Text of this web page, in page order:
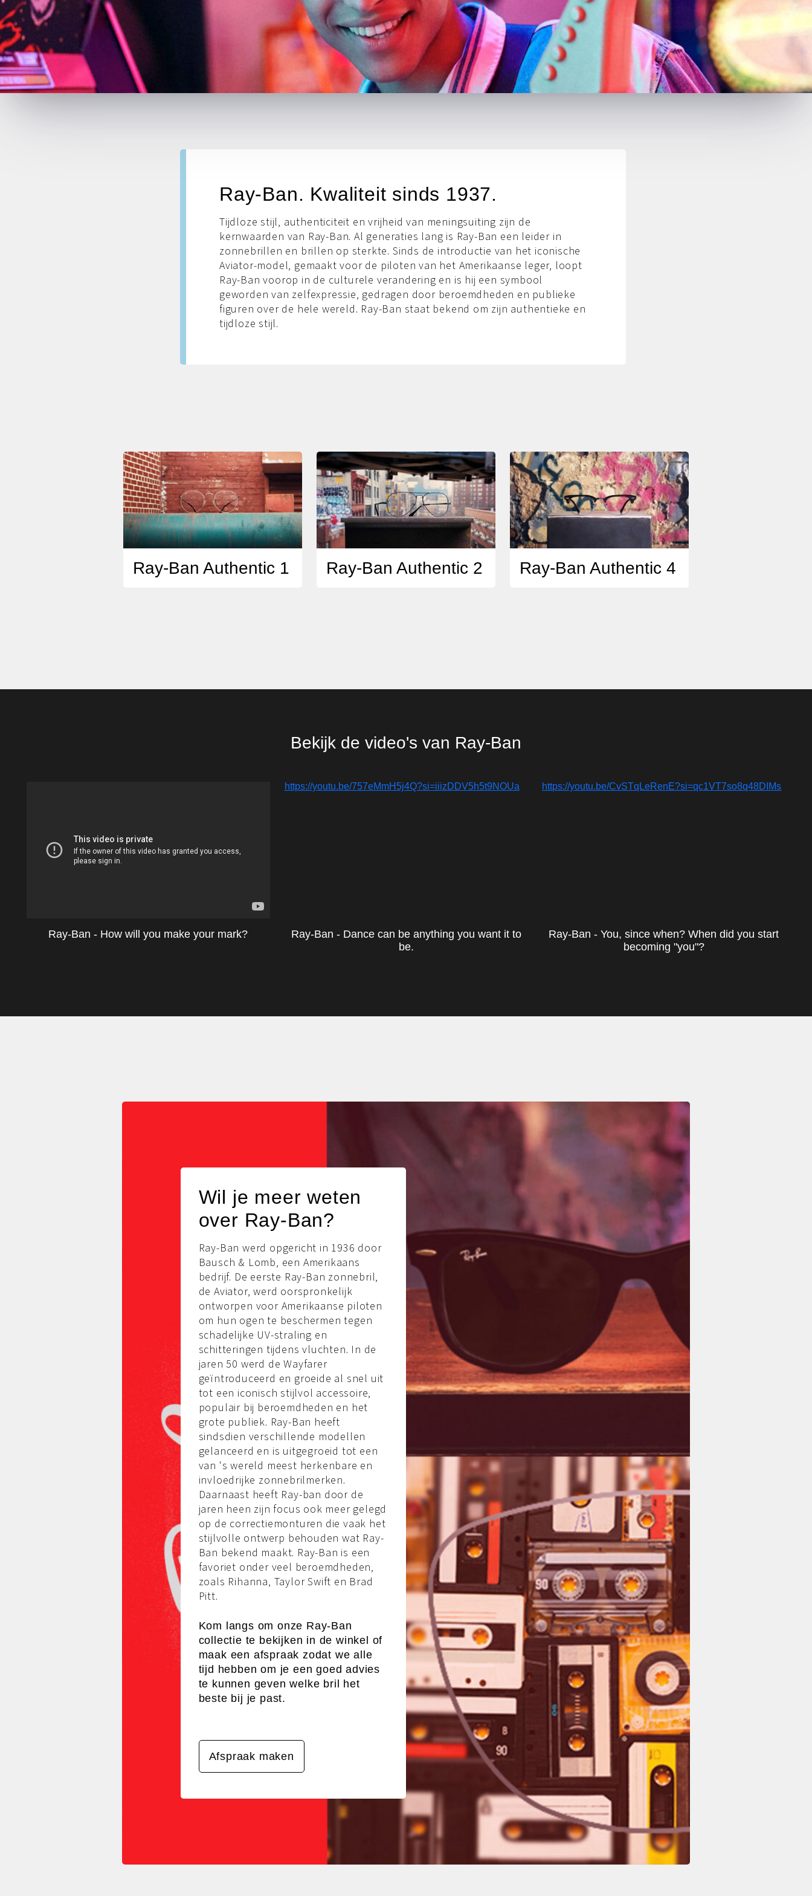
Ray-Ban. Kwaliteit sinds 1937.
Tijdloze stijl, authenticiteit en vrijheid van meningsuiting zijn de
kernwaarden van Ray-Ban. Al generaties lang is Ray-Ban een leider in
zonnebrillen en brillen op sterkte. Sinds de introductie van het iconische
Aviator-model, gemaakt voor de piloten van het Amerikaanse leger, loopt
Ray-Ban voorop in de culturele verandering en is hij een symbool
geworden van zelfexpressie, gedragen door beroemdheden en publieke
figuren over de hele wereld. Ray-Ban staat bekend om zijn authentieke en
tijdloze stijl.
Ray-Ban Authentic 1 Ray-Ban Authentic 2 Ray-Ban Authentic 4
Bekijk de video's van Ray-Ban
Ray-Ban - How will you make your mark?
https://youtu.be/757eMmH5j4Q?si=iiizDDV5h5t9NOUa
Ray-Ban - Dance can be anything you want it to
be.
https://youtu.be/CvSTqLeRenE?si=qc1VT7so8q48DIMs
Ray-Ban - You, since when? When did you start
becoming "you"?
Wil je meer weten
over Ray-Ban?
Ray-Ban werd opgericht in 1936 door
Bausch & Lomb, een Amerikaans
bedrijf. De eerste Ray-Ban zonnebril,
de Aviator, werd oorspronkelijk
ontworpen voor Amerikaanse piloten
om hun ogen te beschermen tegen
schadelijke UV-straling en
schitteringen tijdens vluchten. In de
jaren 50 werd de Wayfarer
geïntroduceerd en groeide al snel uit
tot een iconisch stijlvol accessoire,
populair bij beroemdheden en het
grote publiek. Ray-Ban heeft
sindsdien verschillende modellen
gelanceerd en is uitgegroeid tot een
van 's wereld meest herkenbare en
invloedrijke zonnebrilmerken.
Daarnaast heeft Ray-ban door de
jaren heen zijn focus ook meer gelegd
op de correctiemonturen die vaak het
stijlvolle ontwerp behouden wat Ray-
Ban bekend maakt. Ray-Ban is een
favoriet onder veel beroemdheden,
zoals Rihanna, Taylor Swift en Brad
Pitt.
Kom langs om onze Ray-Ban
collectie te bekijken in de winkel of
maak een afspraak zodat we alle
tijd hebben om je een goed advies
te kunnen geven welke bril het
beste bij je past.
Afspraak maken